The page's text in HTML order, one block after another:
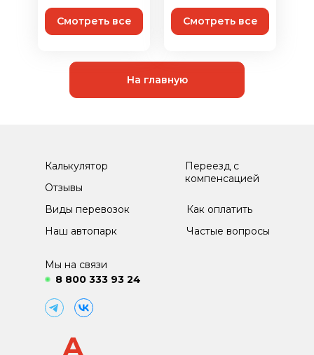
Смотреть все Смотреть все
На главную
Мы на связи
8 800 333 93 24
Калькулятор
Отзывы
Виды перевозок
Наш автопарк
Переезд с
компенсацией
Как оплатить
Частые вопросы
A